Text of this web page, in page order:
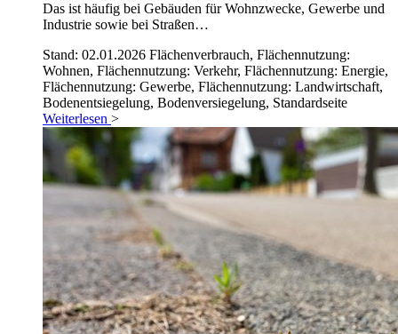
Das ist häufig bei Gebäuden für Wohnzwecke, Gewerbe und
Industrie sowie bei Straßen…
Stand: 02.01.2026 Flächenverbrauch, Flächennutzung:
Wohnen, Flächennutzung: Verkehr, Flächennutzung: Energie,
Flächennutzung: Gewerbe, Flächennutzung: Landwirtschaft,
Bodenentsiegelung, Bodenversiegelung, Standardseite
Weiterlesen >